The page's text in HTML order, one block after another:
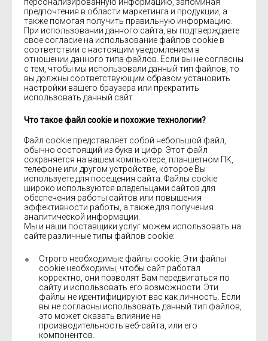
предпочтения в области маркетинга и продукции, а
также помогая получить правильную информацию.
При использовании данного сайта, вы подтверждаете
свое согласие на использование файлов cookie в
соответствии с настоящим уведомлением в
отношении данного типа файлов. Если вы не согласны
с тем, чтобы мы использовали данный тип файлов, то
вы должны соответствующим образом установить
настройки вашего браузера или прекратить
использовать данный сайт.
Что такое файл cookie и похожие технологии?
Файл cookie представляет собой небольшой файл,
обычно состоящий из букв и цифр. Этот файл
сохраняется на вашем компьютере, планшетном ПК,
телефоне или другом устройстве, которое Вы
используете для посещения сайта. Файлы cookie
широко используются владельцами сайтов для
обеспечения работы сайтов или повышения
эффективности работы, а также для получения
аналитической информации.
Мы и наши поставщики услуг можем использовать на
сайте различные типы файлов cookie:
Строго необходимые файлы cookie. Эти файлы
cookie необходимы, чтобы сайт работал
корректно, они позволят Вам передвигаться по
сайту и использовать его возможности. Эти
файлы не идентифицируют вас как личность. Если
вы не согласны использовать данный тип файлов,
это может оказать влияние на
производительность веб-сайта, или его
компонентов.